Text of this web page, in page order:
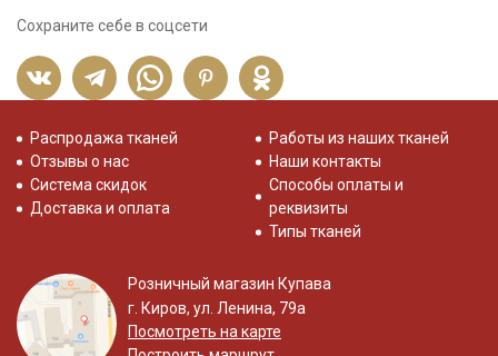
Сохраните себе в соцсети
Распродажа тканей
Отзывы о нас
Система скидок
Доставка и оплата
Работы из наших тканей
Наши контакты
Способы оплаты и
реквизиты
Типы тканей
Розничный магазин Купава
г. Киров, ул. Ленина, 79а
Посмотреть на карте